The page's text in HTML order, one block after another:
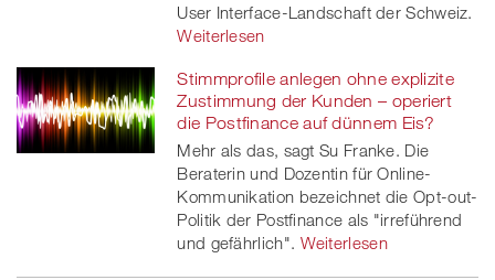
User Interface-Landschaft der Schweiz.
Weiterlesen
Stimmprofile anlegen ohne explizite
Zustimmung der Kunden – operiert
die Postfinance auf dünnem Eis?
Mehr als das, sagt Su Franke. Die
Beraterin und Dozentin für Online-
Kommunikation bezeichnet die Opt-out-
Politik der Postfinance als "irreführend
und gefährlich". Weiterlesen